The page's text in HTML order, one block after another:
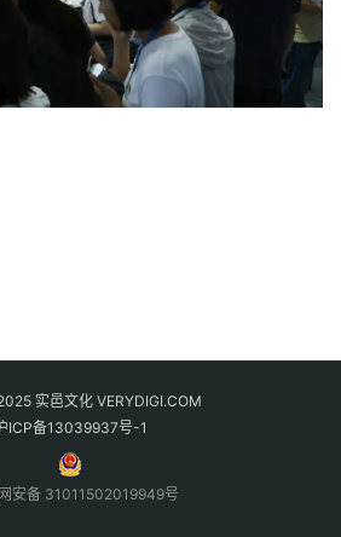
实邑文化 VERYDIGI.COM
ICP备13039937号-1
安备 31011502019949号